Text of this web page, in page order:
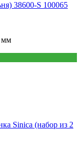
38600-S 100065
мм